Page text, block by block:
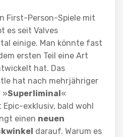
First-Person-Spiele mit
es seit Valves
einige. Man könnte fast
ersten Teil eine Art
hat. Das
hat nach mehrjähriger
»Superliminal«
exklusiv, bald wohl
einen neuen
darauf. Warum es